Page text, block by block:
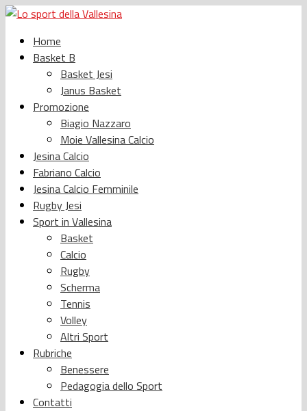
Home
Basket B
Basket Jesi
Janus Basket
Promozione
Biagio Nazzaro
Moie Vallesina Calcio
Jesina Calcio
Fabriano Calcio
Jesina Calcio Femminile
Rugby Jesi
Sport in Vallesina
Basket
Calcio
Rugby
Scherma
Tennis
Volley
Altri Sport
Rubriche
Benessere
Pedagogia dello Sport
Contatti